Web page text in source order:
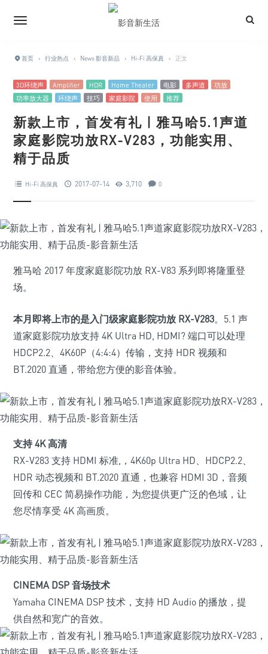
首页 › 行业热点 › News 影音新品 › Hi-Fi 高保真 › 正文
3D环绕声 Amplifier HDR Home Theater 电影 多声道
功放
功率放大器
环绕声 技巧 家庭影院 使用 推荐
新款上市，首发有礼 | 雅马哈5.1声道
家庭影院功放RX-V283，功能实用、
精于品质
Hi-Fi 高保真 2017-07-14 3,710 0
雅马哈 2017 年度家庭影院功放 RX-V83 系列即将隆重登
场。
本月即将上市的是入门级家庭影院功放 RX-V283。5.1 声
道家庭影院功放支持 4K Ultra HD, HDMI? 端口可以处理
HDCP2.2、4K60P（4:4:4）传输，支持 HDR 视频和
BT.2020 直通，带给您方便的影音体验。
支持 4K 高清
RX-V283 支持 HDMI 标准,，4K60p Ultra HD、HDCP2.2、
HDR 动态视频和 BT.2020 直通，也兼容 HDMI 3D，音频
回传和 CEC 简易操作功能，为您提供更广泛的色域，让
您尽情享受 4K 高画质。
CINEMA DSP 音场技术
Yamaha CINEMA DSP 技术，支持 HD Audio 的播放，提
供自然和宽广的音效。